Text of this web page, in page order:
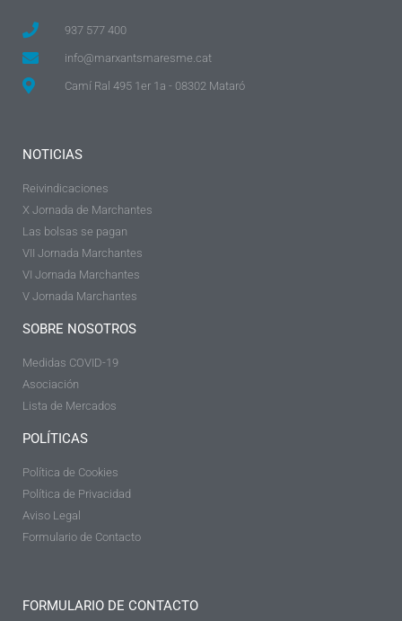
937 577 400
info@marxantsmaresme.cat
Camí Ral 495 1er 1a - 08302 Mataró
NOTICIAS
Reivindicaciones
X Jornada de Marchantes
Las bolsas se pagan
VII Jornada Marchantes
VI Jornada Marchantes
V Jornada Marchantes
SOBRE NOSOTROS
Medidas COVID-19
Asociación
Lista de Mercados
POLÍTICAS
Política de Cookies
Política de Privacidad
Aviso Legal
Formulario de Contacto
FORMULARIO DE CONTACTO